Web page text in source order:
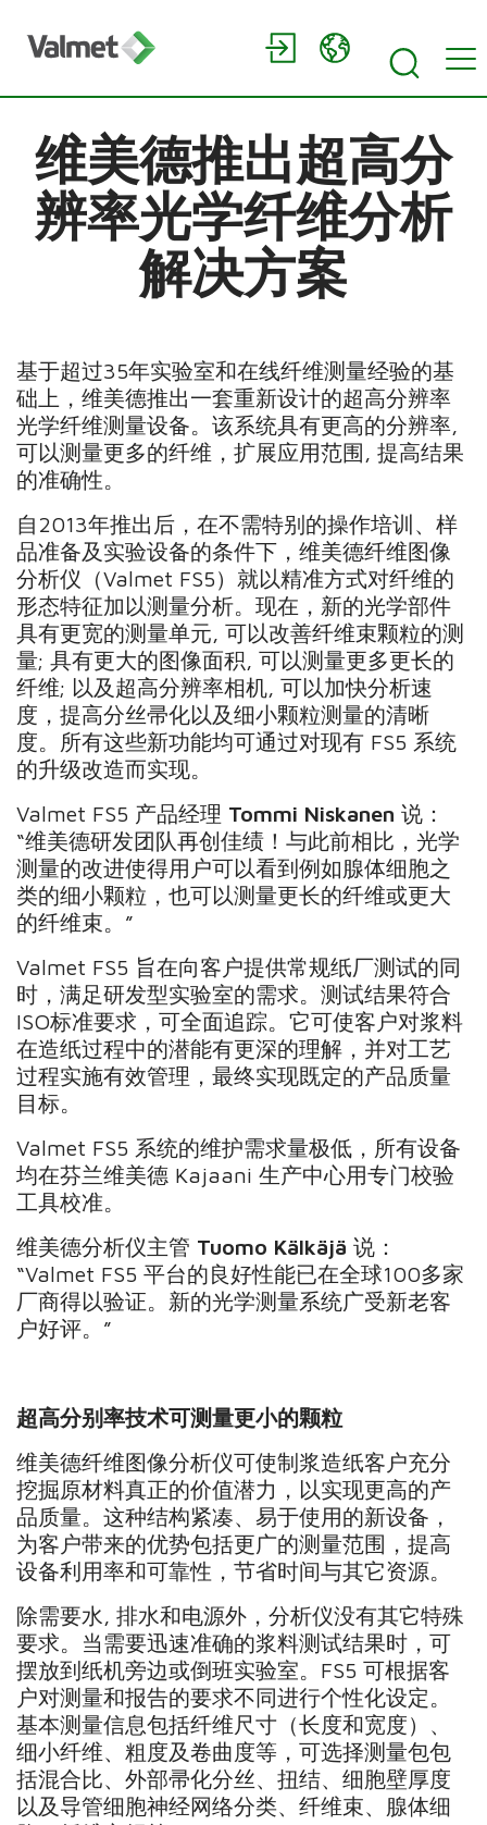
维美德推出超高分
辨率光学纤维分析
解决方案
基于超过35年实验室和在线纤维测量经验的基
础上，维美德推出一套重新设计的超高分辨率
光学纤维测量设备。该系统具有更高的分辨率,
可以测量更多的纤维，扩展应用范围, 提高结果
的准确性。
自2013年推出后，在不需特别的操作培训、样
品准备及实验设备的条件下，维美德纤维图像
分析仪（Valmet FS5）就以精准方式对纤维的
形态特征加以测量分析。现在，新的光学部件
具有更宽的测量单元, 可以改善纤维束颗粒的测
量; 具有更大的图像面积, 可以测量更多更长的
纤维; 以及超高分辨率相机, 可以加快分析速
度，提高分丝帚化以及细小颗粒测量的清晰
度。所有这些新功能均可通过对现有 FS5 系统
的升级改造而实现。
Valmet FS5 产品经理 Tommi Niskanen说：
“维美德研发团队再创佳绩！与此前相比，光学
测量的改进使得用户可以看到例如腺体细胞之
类的细小颗粒，也可以测量更长的纤维或更大
的纤维束。”
Valmet FS5 旨在向客户提供常规纸厂测试的同
时，满足研发型实验室的需求。测试结果符合
ISO标准要求，可全面追踪。它可使客户对浆料
在造纸过程中的潜能有更深的理解，并对工艺
过程实施有效管理，最终实现既定的产品质量
目标。
Valmet FS5 系统的维护需求量极低，所有设备
均在芬兰维美德 Kajaani 生产中心用专门校验
工具校准。
维美德分析仪主管 Tuomo Kälkäjä说：
“Valmet FS5 平台的良好性能已在全球100多家
厂商得以验证。新的光学测量系统广受新老客
户好评。”
超高分别率技术可测量更小的颗粒
维美德纤维图像分析仪可使制浆造纸客户充分
挖掘原材料真正的价值潜力，以实现更高的产
品质量。这种结构紧凑、易于使用的新设备，
为客户带来的优势包括更广的测量范围，提高
设备利用率和可靠性，节省时间与其它资源。
除需要水, 排水和电源外，分析仪没有其它特殊
要求。当需要迅速准确的浆料测试结果时，可
摆放到纸机旁边或倒班实验室。FS5 可根据客
户对测量和报告的要求不同进行个性化设定。
基本测量信息包括纤维尺寸（长度和宽度）、
细小纤维、粗度及卷曲度等，可选择测量包包
括混合比、外部帚化分丝、扭结、细胞壁厚度
以及导管细胞神经网络分类、纤维束、腺体细